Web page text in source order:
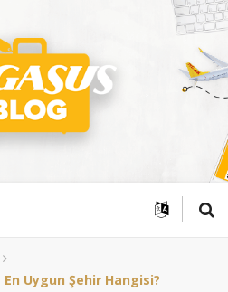
Uygun Şehir Hangisi?